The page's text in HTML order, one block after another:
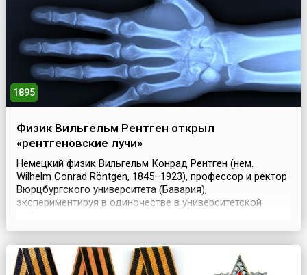
1895
Физик Вильгельм Рентген открыл
«рентгеновские лучи»
Немецкий физик Вильгельм Конрад Рентген (нем.
Wilhelm Conrad Röntgen, 1845–1923), профессор и ректор
Вюрцбургского университета (Бавария),
экспериментируя в одиночестве в университетской
лучи, которые во всем мире вслед за ним теперь
«рентгеновыми» или «рентгеновскими». А дело было так.
8 ноября 18...